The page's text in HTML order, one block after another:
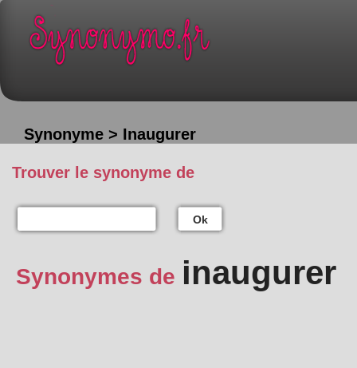
Synonyme > Inaugurer
Trouver le synonyme de
Ok
Synonymes de inaugurer